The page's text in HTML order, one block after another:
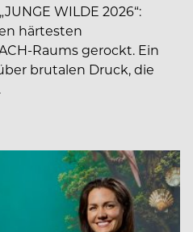
WILDE 2026“:
härtesten
Raums gerockt. Ein
brutalen Druck, die